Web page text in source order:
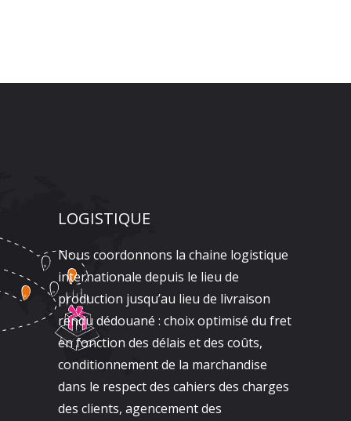
LOGISTIQUE
Nous coordonnons la chaine logistique
internationale depuis le lieu de
production jusqu’au lieu de livraison
rendu dédouané : choix optimisé du fret
en fonction des délais et des coûts,
conditionnement de la marchandise
dans le respect des cahiers des charges
des clients, agencement des